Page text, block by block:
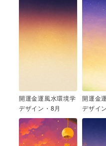
開運金運風水環境学
デザイン・8月
開運金
デザイ